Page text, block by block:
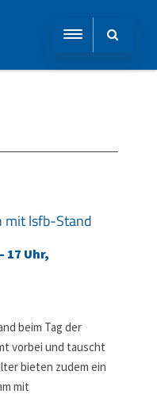
mit lsfb-Stand
17 Uhr,
beim Tag der
vorbei und tauscht
bieten zudem ein
mit